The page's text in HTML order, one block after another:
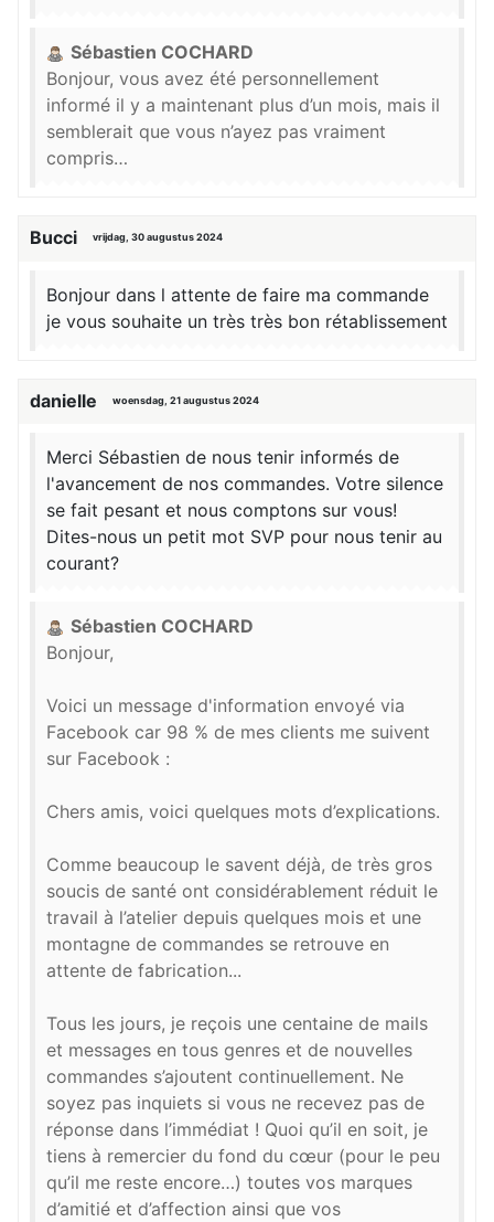
Sébastien COCHARD
Bonjour, vous avez été personnellement
informé il y a maintenant plus d’un mois, mais il
semblerait que vous n’ayez pas vraiment
compris…
Bucci vrijdag, 30 augustus 2024
Bonjour dans l attente de faire ma commande
je vous souhaite un très très bon rétablissement
danielle woensdag, 21 augustus 2024
Merci Sébastien de nous tenir informés de
l'avancement de nos commandes. Votre silence
se fait pesant et nous comptons sur vous!
Dites-nous un petit mot SVP pour nous tenir au
courant?
Sébastien COCHARD
Bonjour,
Voici un message d'information envoyé via
Facebook car 98 % de mes clients me suivent
sur Facebook :
Chers amis, voici quelques mots d’explications.
Comme beaucoup le savent déjà, de très gros
soucis de santé ont considérablement réduit le
travail à l’atelier depuis quelques mois et une
montagne de commandes se retrouve en
attente de fabrication...
Tous les jours, je reçois une centaine de mails
et messages en tous genres et de nouvelles
commandes s’ajoutent continuellement. Ne
soyez pas inquiets si vous ne recevez pas de
réponse dans l’immédiat ! Quoi qu’il en soit, je
tiens à remercier du fond du cœur (pour le peu
qu’il me reste encore…) toutes vos marques
d’amitié et d’affection ainsi que vos